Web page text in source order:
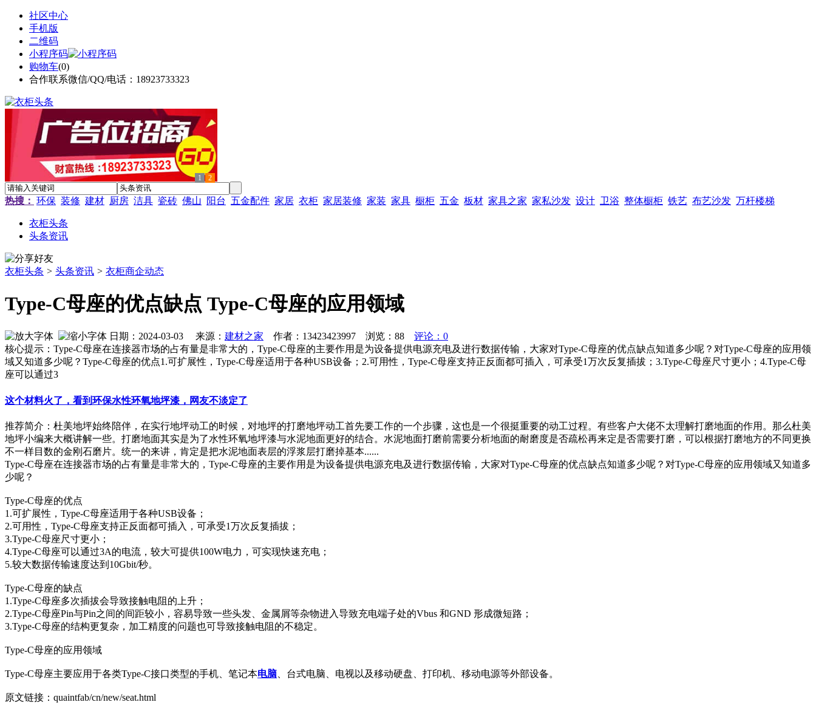
社区中心
手机版
二维码
小程序码
购物车(0)
合作联系微信/QQ/电话：18923733323
1 2
热搜： 环保 装修 建材 厨房 洁具 瓷砖 佛山 阳台 五金配件 家居 衣柜 家居装修 家装 家具 橱柜 五金 板材 家具之家 家私沙发 设计 卫浴 整体橱柜 铁艺 布艺沙发 万杆楼梯
衣柜头条
头条资讯
衣柜头条 > 头条资讯 > 衣柜商企动态
Type-C母座的优点缺点 Type-C母座的应用领域
日期：2024-03-03 来源： 建材之家 作者：13423423997 浏览： 88
评论：0
核心提示：Type-C母座在连接器市场的占有量是非常大的，Type-C母座的主要作用是为设备提供电源充电及进行数据传输，大家对Type-C母座的优点缺点知道多少呢？对Type-C母座的应用领
域又知道多少呢？Type-C母座的优点1.可扩展性，Type-C母座适用于各种USB设备；2.可用性，Type-C母座支持正反面都可插入，可承受1万次反复插拔；3.Type-C母座尺寸更小；4.Type-C母
座可以通过3
这个材料火了，看到环保水性环氧地坪漆，网友不淡定了
推荐简介：杜美地坪始终陪伴，在实行地坪动工的时候，对地坪的打磨地坪动工首先要工作的一个步骤，这也是一个很挺重要的动工过程。有些客户大佬不太理解打磨地面的作用。那么杜美
地坪小编来大概讲解一些。打磨地面其实是为了水性环氧地坪漆与水泥地面更好的结合。水泥地面打磨前需要分析地面的耐磨度是否疏松再来定是否需要打磨，可以根据打磨地方的不同更换
不一样目数的金刚石磨片。统一的来讲，肯定是把水泥地面表层的浮浆层打磨掉基本......
Type-C母座在连接器市场的占有量是非常大的，Type-C母座的主要作用是为设备提供电源充电及进行数据传输，大家对Type-C母座的优点缺点知道多少呢？对Type-C母座的应用领域又知道多
少呢？
Type-C母座的优点
1.可扩展性，Type-C母座适用于各种USB设备；
2.可用性，Type-C母座支持正反面都可插入，可承受1万次反复插拔；
3.Type-C母座尺寸更小；
4.Type-C母座可以通过3A的电流，较大可提供100W电力，可实现快速充电；
5.较大数据传输速度达到10Gbit/秒。
Type-C母座的缺点
1.Type-C母座多次插拔会导致接触电阻的上升；
2.Type-C母座Pin与Pin之间的间距较小，容易导致一些头发、金属屑等杂物进入导致充电端子处的Vbus 和GND 形成微短路；
3.Type-C母座的结构更复杂，加工精度的问题也可导致接触电阻的不稳定。
Type-C母座的应用领域
Type-C母座主要应用于各类Type-C接口类型的手机、笔记本电脑 、台式电脑、电视以及移动硬盘、打印机、移动电源等外部设备。
原文链接：quaintfab/cn/new/seat.html